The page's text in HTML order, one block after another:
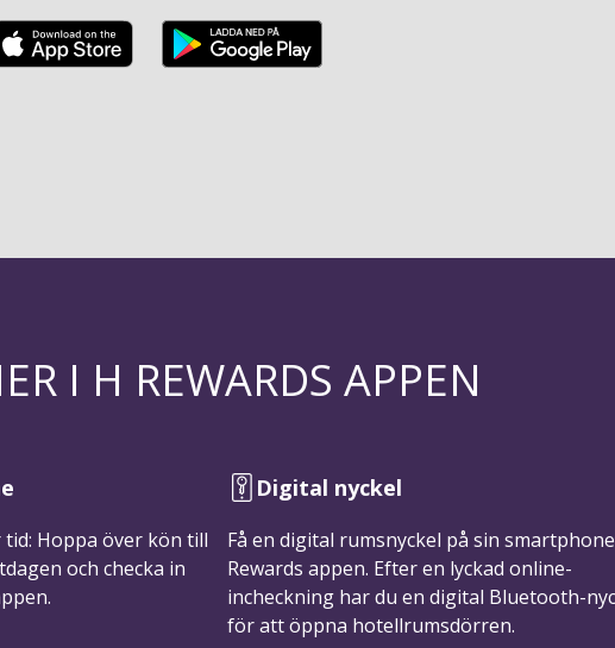
I H REWARDS APPEN
Hoppa över kön till
och checka in
Digital nyckel
Få en digital rumsnyckel på sin
Rewards appen. Efter en lyckad online-
incheckning har du en digital Bluetooth-
för att öppna hotellrumsdörren.